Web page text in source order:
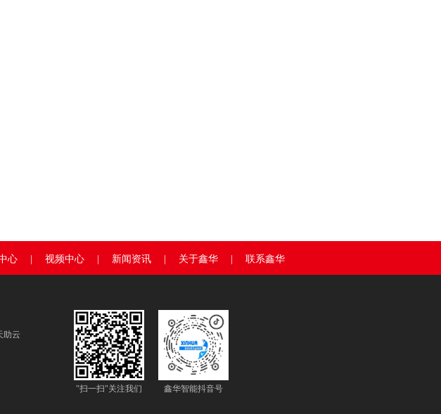
心 视频中心 新闻资讯 关于鑫华 联系鑫华
助云
"扫一扫"关注我们 鑫华智能抖音号